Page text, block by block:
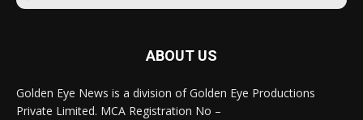
ABOUT US
Golden Eye News is a division of Golden Eye Productions
Private Limited. MCA Registration No –